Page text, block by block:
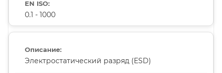
0.1 - 1000
Электростатический разряд (ESD)